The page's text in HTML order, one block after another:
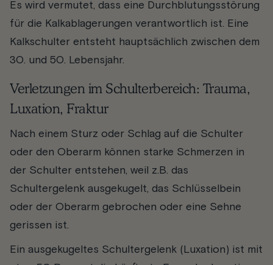
Es wird vermutet, dass eine Durchblutungsstörung
für die Kalkablagerungen verantwortlich ist. Eine
Kalkschulter entsteht hauptsächlich zwischen dem
30. und 50. Lebensjahr.
Verletzungen im Schulterbereich: Trauma,
Luxation, Fraktur
Nach einem Sturz oder Schlag auf die Schulter
oder den Oberarm können starke Schmerzen in
der Schulter entstehen, weil z.B. das
Schultergelenk ausgekugelt, das Schlüsselbein
oder der Oberarm gebrochen oder eine Sehne
gerissen ist.
Ein ausgekugeltes Schultergelenk (Luxation) ist mit